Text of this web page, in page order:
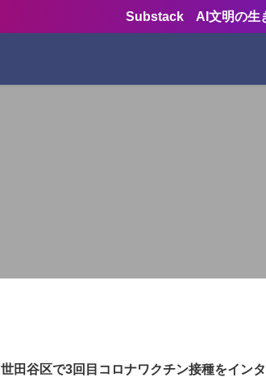
Substack AI文明の生
世田谷区で3回目コロナワクチン接種をイン